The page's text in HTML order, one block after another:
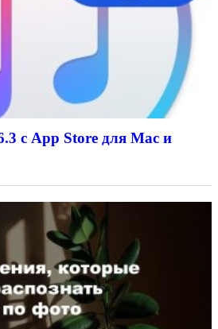
с App Store для Mac и